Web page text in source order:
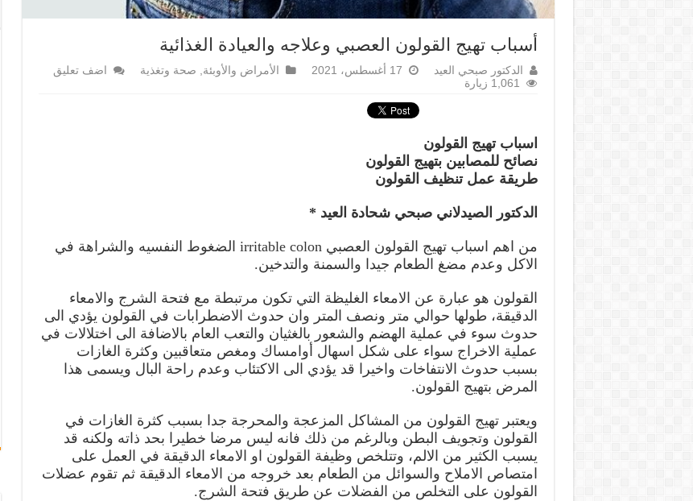
أسباب تهيج القولون العصبي وعلاجه والعيادة الغذائية
الدكتور صبحي العيد 17 أغسطس، 2021 الأمراض والأوبئة, صحة وتغذية
اضف تعليق
1,061 زيارة
اسباب تهيج القولون
نصائح للمصابين بتهيج القولون
طريقة عمل تنظيف القولون
الدكتور الصيدلاني صبحي شحادة العيد *
من اهم اسباب تهيج القولون العصبي irritable colon الضغوط النفسيه والشراهة في
الاكل وعدم مضغ الطعام جيدا والسمنة والتدخين.
القولون هو عبارة عن الامعاء الغليظة التي تكون مرتبطة مع فتحة الشرج والامعاء
الدقيقة، طولها حوالي متر ونصف المتر وان حدوث الاضطرابات في القولون يؤدي الى
حدوث سوء في عملية الهضم والشعور بالغثيان والتعب العام بالاضافة الى اختلالات في
عملية الاخراج سواء على شكل اسهال أوامساك ومغص متعاقبين وكثرة الغازات
بسبب حدوث الانتفاخات واخيرا قد يؤدي الى الاكتئاب وعدم راحة البال ويسمى هذا
المرض بتهيج القولون.
ويعتبر تهيج القولون من المشاكل المزعجة والمحرجة جدا بسبب كثرة الغازات في
القولون وتجويف البطن وبالرغم من ذلك فانه ليس مرضا خطيرا بحد ذاته ولكنه قد
يسبب الكثير من الالم، وتتلخص وظيفة القولون او الامعاء الدقيقة في العمل على
امتصاص الاملاح والسوائل من الطعام بعد خروجه من الامعاء الدقيقة ثم تقوم عضلات
القولون على التخلص من الفضلات عن طريق فتحة الشرج.